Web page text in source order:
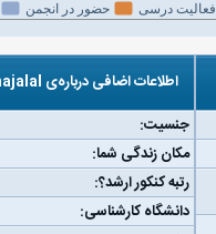
فعالیت درسی حضور در انجمن
اطلاعات اضافی درباره‌ی aghajalal
جنسیت:
مکان زندگی شما:
رتبه کنکور ارشد؟:
دانشگاه کارشناسی: